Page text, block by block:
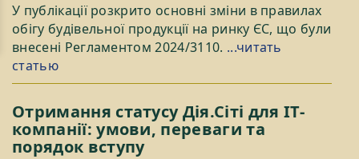
У публікації розкрито основні зміни в правилах
обігу будівельної продукції на ринку ЄС, що були
внесені Регламентом 2024/3110. ...читать
статью
Отримання статусу Дія.Сіті для ІТ-
компанії: умови, переваги та
порядок вступу